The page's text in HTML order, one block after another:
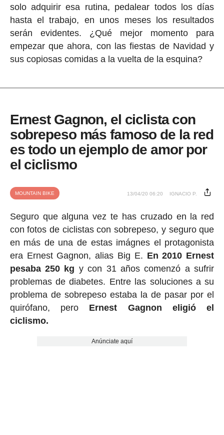
solo adquirir esa rutina, pedalear todos los días
hasta el trabajo, en unos meses los resultados
serán evidentes. ¿Qué mejor momento para
empezar que ahora, con las fiestas de Navidad y
sus copiosas comidas a la vuelta de la esquina?
Ernest Gagnon, el ciclista con
sobrepeso más famoso de la red
es todo un ejemplo de amor por
el ciclismo
MOUNTAIN BIKE 13/04/20 06:20 IGNACIO P.
Seguro que alguna vez te has cruzado en la red
con fotos de ciclistas con sobrepeso, y seguro que
en más de una de estas imágnes el protagonista
era Ernest Gagnon, alias Big E. En 2010 Ernest
pesaba 250 kg y con 31 años comenzó a sufrir
problemas de diabetes. Entre las soluciones a su
problema de sobrepeso estaba la de pasar por el
quirófano, pero Ernest Gagnon eligió el
ciclismo.
Anúnciate aquí